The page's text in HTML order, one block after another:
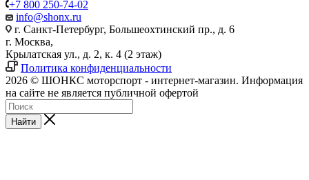
+7 800 250-74-02
info@shonx.ru
г. Санкт-Петербург, Большеохтинский пр., д. 6
г. Москва,
Крылатская ул., д. 2, к. 4 (2 этаж)
Политика конфиденциальности
2026 © ШОНКС моторспорт - интернет-магазин. Информация
на сайте не является публичной офертой
Найти